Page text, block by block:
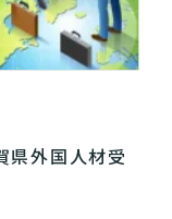
県外国人材受